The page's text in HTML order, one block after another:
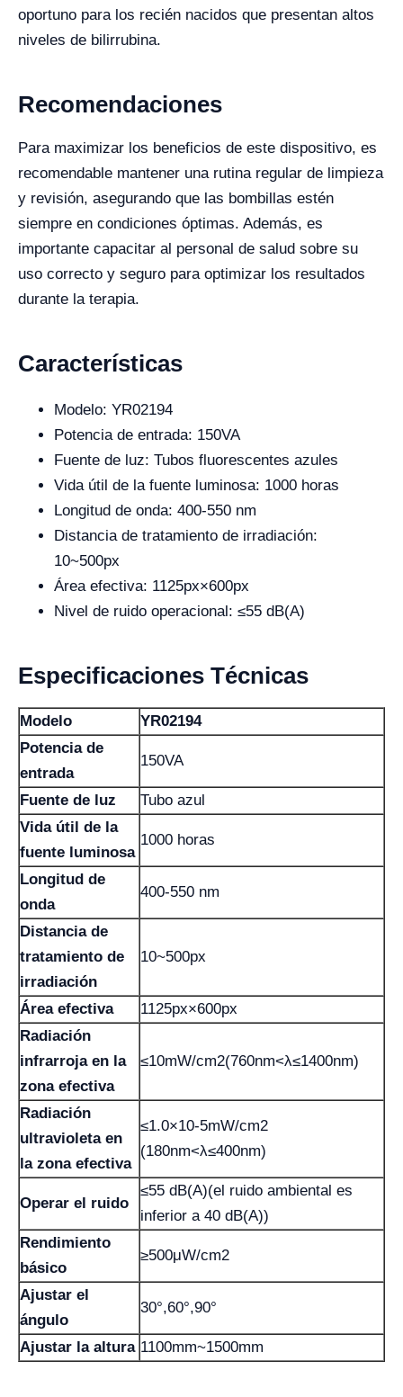
oportuno para los recién nacidos que presentan altos
niveles de bilirrubina.
Recomendaciones
Para maximizar los beneficios de este dispositivo, es
recomendable mantener una rutina regular de limpieza
y revisión, asegurando que las bombillas estén
siempre en condiciones óptimas. Además, es
importante capacitar al personal de salud sobre su
uso correcto y seguro para optimizar los resultados
durante la terapia.
Características
Modelo: YR02194
Potencia de entrada: 150VA
Fuente de luz: Tubos fluorescentes azules
Vida útil de la fuente luminosa: 1000 horas
Longitud de onda: 400-550 nm
Distancia de tratamiento de irradiación:
10~500px
Área efectiva: 1125px×600px
Nivel de ruido operacional: ≤55 dB(A)
Especificaciones Técnicas
Modelo
YR02194
Potencia de
entrada
150VA
Fuente de luz
Tubo azul
Vida útil de la
fuente luminosa
1000 horas
Longitud de
onda
400-550 nm
Distancia de
tratamiento de
irradiación
10~500px
Área efectiva
1125px×600px
Radiación
infrarroja en la
zona efectiva
≤10mW/cm2(760nm<λ≤1400nm)
Radiación
ultravioleta en
la zona efectiva
≤1.0×10-5mW/cm2
(180nm<λ≤400nm)
Operar el ruido
≤55 dB(A)(el ruido ambiental es
inferior a 40 dB(A))
Rendimiento
básico
≥500μW/cm2
Ajustar el
ángulo
30°,60°,90°
Ajustar la altura 1100mm~1500mm